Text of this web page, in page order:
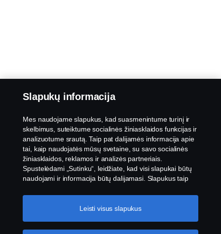
Slapukų informacija
Mes naudojame slapukus, kad suasmenintume turinį ir
skelbimus, suteiktume socialinės žiniasklaidos funkcijas ir
analizuotume srautą. Taip pat dalijamės informacija apie
tai, kaip naudojatės mūsų svetaine, su savo socialinės
žiniasklaidos, reklamos ir analizės partneriais.
Spustelėdami „Sutinku“, leidžiate, kad visi slapukai būtų
naudojami ir informacija būtų dalijamasi. Slapukus taip
pasirinkę norimas priimti kategorijas. Norėdami sužinoti
daugiau, kaip naudojame slapukus, apsilankykite mūsų
Leisti visus slapukus